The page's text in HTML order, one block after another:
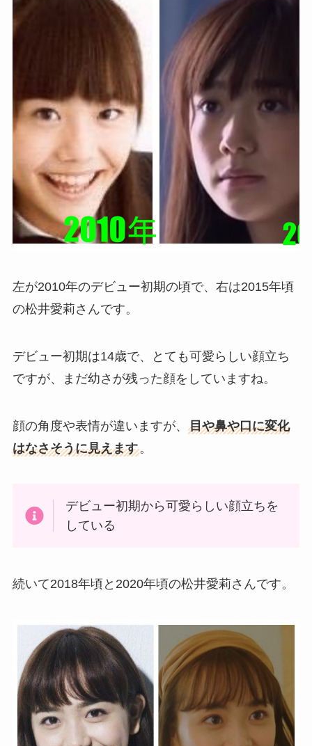
左が2010年のデビュー初期の頃で、右は2015年頃
の松井愛莉さんです。
デビュー初期は14歳で、とても可愛らしい顔立ち
ですが、まだ幼さが残った顔をしていますね。
顔の角度や表情が違いますが、 目や鼻や口に変化
はなさそうに見えます。
デビュー初期から可愛らしい顔立ちを
している
続いて2018年頃と2020年頃の松井愛莉さんです。